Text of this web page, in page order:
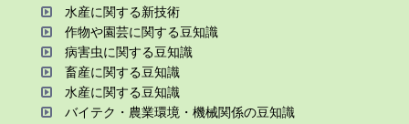
⽔産に関する新技術
作物や園芸に関する⾖知識
病害⾍に関する⾖知識
畜産に関する⾖知識
⽔産に関する⾖知識
バイテク・農業環境・機械関係の⾖知識